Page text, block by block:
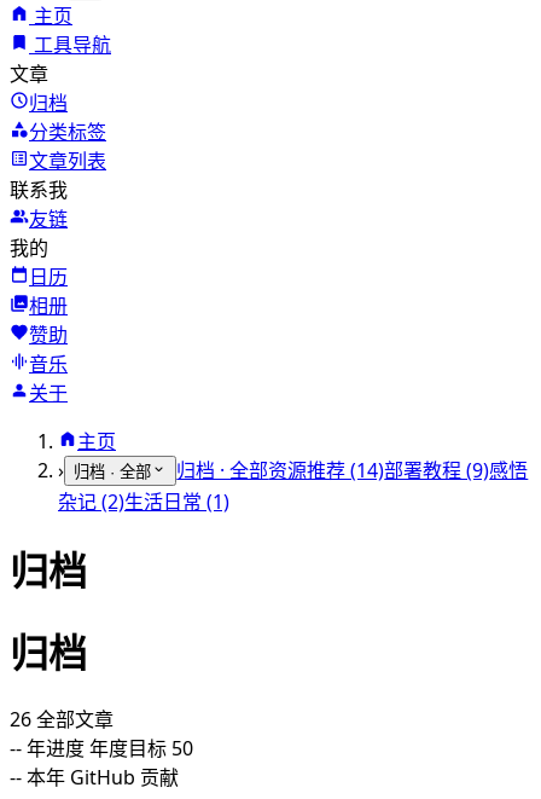
主页
工具导航
文章
归档
分类标签
文章列表
联系我
友链
我的
日历
相册
赞助
音乐
关于
主页
› 归档 · 全部 归档 · 全部资源推荐 (14)部署教程 (9)感悟
杂记 (2)生活日常 (1)
归档
归档
26全部文章
--年进度年度目标 50
--本年 GitHub 贡献